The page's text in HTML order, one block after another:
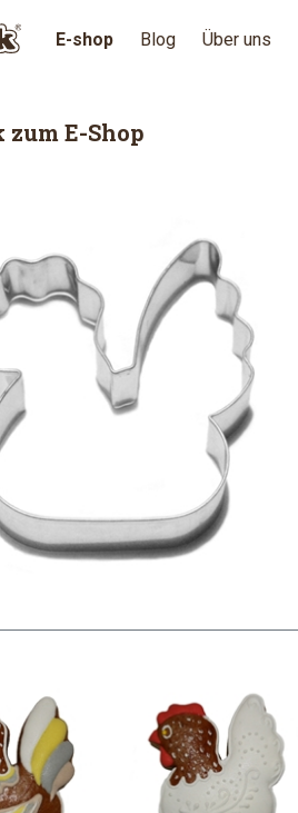
E-shop Blog Über uns
zum E-Shop